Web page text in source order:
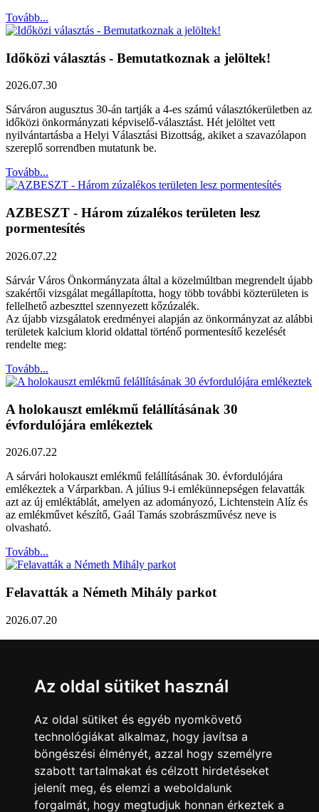
Az oldal sütiket használ
Az oldal sütiket és egyéb nyomkövető
technológiákat alkalmaz, hogy javítsa a
böngészési élményét, azzal hogy személyre
szabott tartalmakat és célzott hirdetéseket
jelenít meg, és elemzi a weboldalunk
forgalmát, hogy megtudjuk honnan érkeztek a
Tovább...
Időközi választás - Bemutatkoznak a jelöltek!
2026.07.30
Sárváron augusztus 30-án tartják a 4-es számú választókerületben az
időközi önkormányzati képviselő-választást. Hét jelöltet vett
nyilvántartásba a Helyi Választási Bizottság, akiket a szavazólapon
szereplő sorrendben mutatunk be.
Tovább...
AZBESZT - Három zúzalékos területen lesz
pormentesítés
2026.07.22
Sárvár Város Önkormányzata által a közelmúltban megrendelt újabb
szakértői vizsgálat megállapította, hogy több további közterületen is
fellelhető azbeszttel szennyezett kőzúzalék.
Az újabb vizsgálatok eredményei alapján az önkormányzat az alábbi
területek kalcium klorid oldattal történő pormentesítő kezelését
rendelte meg:
Tovább...
A holokauszt emlékmű felállításának 30
évfordulójára emlékeztek
2026.07.22
A sárvári holokauszt emlékmű felállításának 30. évfordulójára
emlékeztek a Várparkban. A július 9-i emlékünnepségen felavatták
azt az új emléktáblát, amelyen az adományozó, Lichtenstein Alíz és
az emlékművet készítő, Gaál Tamás szobrászművész neve is
olvasható.
Tovább...
Felavatták a Németh Mihály parkot
2026.07.20
Közlemény a sárvári képviselő-testület rendkívüli
üléseiről
2026.07.20